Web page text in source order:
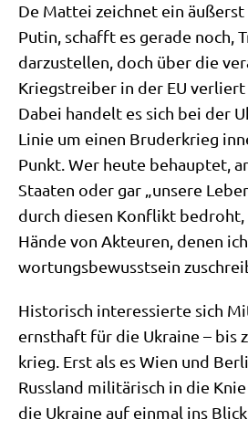
De Mat­tei zeich­net ein
Putin, schafft es gera­de noch,
dar­zu­stel­len, doch über die
Kriegs­trei­ber in der EU ver­liert
Dabei han­delt es sich bei der
Linie um einen Bru­der­krieg
Punkt. Wer heu­te behaup­tet,
Staa­ten oder gar „unse­re
durch die­sen Kon­flikt
Hän­de von Akteu­ren, denen
wor­tungs­be­wusst­sein
Histo­risch inter­es­sier­te sich
ernst­haft für die Ukrai­ne – bis
krieg. Erst als es Wien und
Russ­land mili­tä­risch in die
die Ukrai­ne auf ein­mal ins